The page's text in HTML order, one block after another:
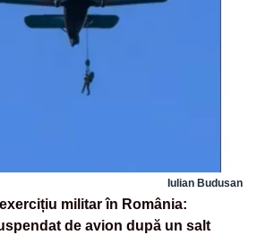
Iulian Budusan
militar în România:
de avion după un salt